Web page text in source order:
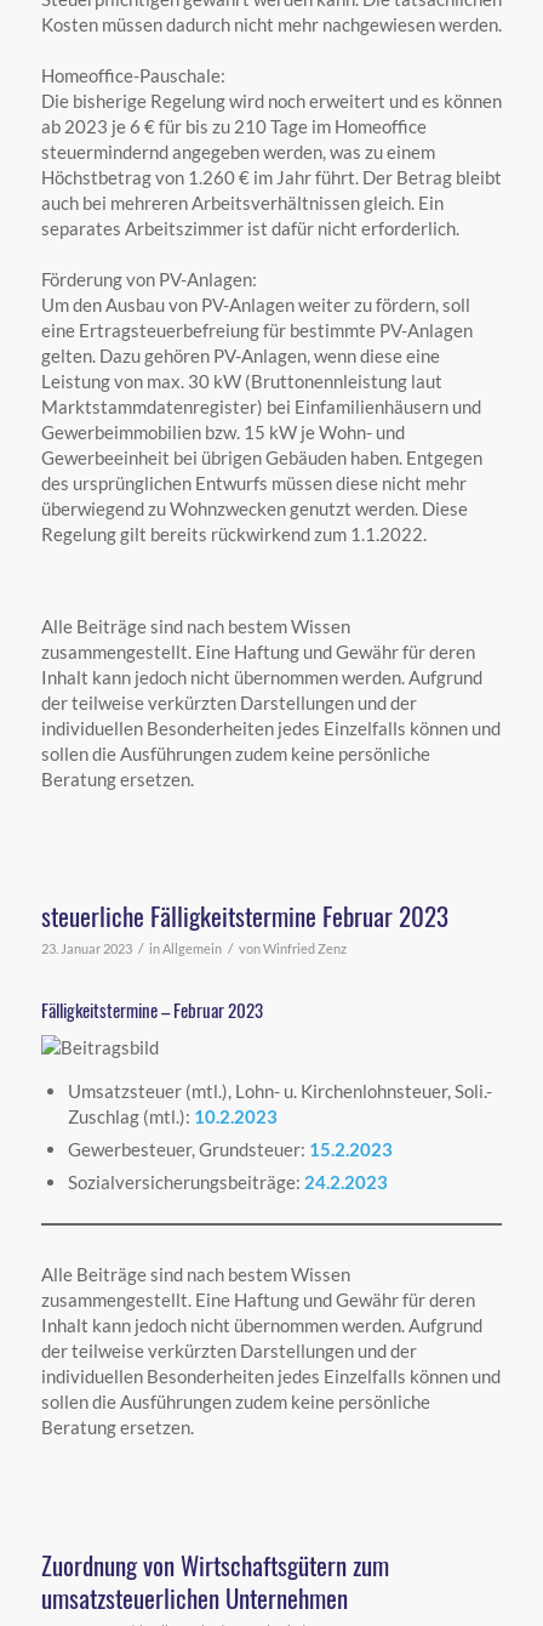
Kosten müssen dadurch nicht mehr nachgewiesen werden.
Homeoffice-Pauschale:
Die bisherige Regelung wird noch erweitert und es können
ab 2023 je 6 € für bis zu 210 Tage im Homeoffice
steuermindernd angegeben werden, was zu einem
Höchstbetrag von 1.260 € im Jahr führt. Der Betrag bleibt
auch bei mehreren Arbeitsverhältnissen gleich. Ein
separates Arbeitszimmer ist dafür nicht erforderlich.
Förderung von PV-Anlagen:
Um den Ausbau von PV-Anlagen weiter zu fördern, soll
eine Ertragsteuerbefreiung für bestimmte PV-Anlagen
gelten. Dazu gehören PV-Anlagen, wenn diese eine
Leistung von max. 30 kW (Bruttonennleistung laut
Marktstammdatenregister) bei Einfamilienhäusern und
Gewerbeimmobilien bzw. 15 kW je Wohn- und
Gewerbeeinheit bei übrigen Gebäuden haben. Entgegen
des ursprünglichen Entwurfs müssen diese nicht mehr
überwiegend zu Wohnzwecken genutzt werden. Diese
Regelung gilt bereits rückwirkend zum 1.1.2022.
Alle Beiträge sind nach bestem Wissen
zusammengestellt. Eine Haftung und Gewähr für deren
Inhalt kann jedoch nicht übernommen werden. Aufgrund
der teilweise verkürzten Darstellungen und der
individuellen Besonderheiten jedes Einzelfalls können und
sollen die Ausführungen zudem keine persönliche
Beratung ersetzen.
steuerliche Fälligkeitstermine Februar 2023
23. Januar 2023 / inAllgemein / vonWinfried Zenz
Fälligkeitstermine – Februar 2023
Umsatzsteuer (mtl.), Lohn- u. Kirchenlohnsteuer, Soli.-
Zuschlag (mtl.): 10.2.2023
Gewerbesteuer, Grundsteuer: 15.2.2023
Sozialversicherungsbeiträge: 24.2.2023
Alle Beiträge sind nach bestem Wissen
zusammengestellt. Eine Haftung und Gewähr für deren
Inhalt kann jedoch nicht übernommen werden. Aufgrund
der teilweise verkürzten Darstellungen und der
individuellen Besonderheiten jedes Einzelfalls können und
sollen die Ausführungen zudem keine persönliche
Beratung ersetzen.
Zuordnung von Wirtschaftsgütern zum
umsatzsteuerlichen Unternehmen